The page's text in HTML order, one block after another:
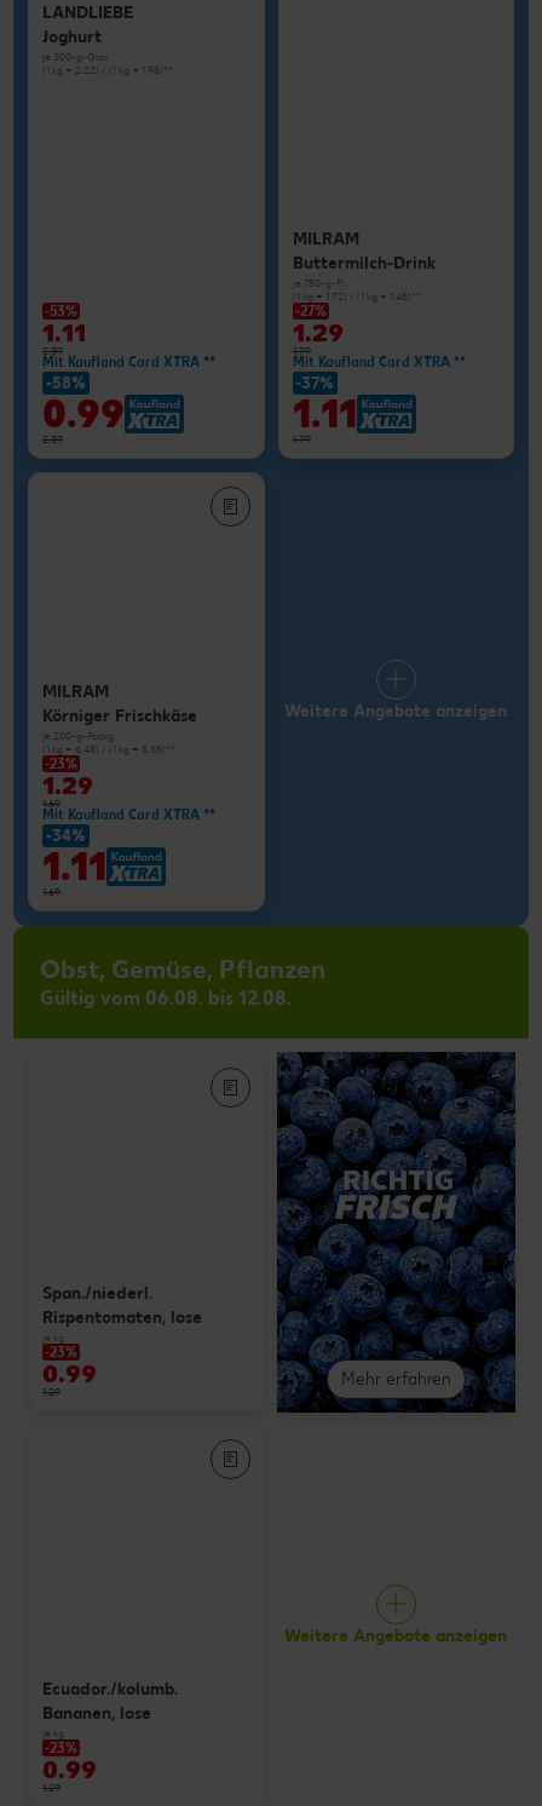
LANDLIEBE
Joghurt
je 500-g-Glas
(1 kg = 2.22) / (1 kg = 1.98)**
-53%
1.11
2.39
Mit Kaufland Card XTRA **
-58%
0.99
2.39
MILRAM
Buttermilch-Drink
je 750-g-Fl.
(1 kg = 1.72) / (1 kg = 1.48)**
-27%
1.29
1.79
Mit Kaufland Card XTRA **
-37%
1.11
1.79
MILRAM
Körniger Frischkäse
je 200-g-Packg.
(1 kg = 6.45) / (1 kg = 5.55)**
-23%
1.29
1.69
Mit Kaufland Card XTRA **
-34%
1.11
1.69
Weitere Angebote anzeigen
Obst, Gemüse, Pflanzen
Gültig vom 06.08. bis 12.08.
Mehr erfahren
Span./niederl.
Rispentomaten, lose
je kg
-23%
0.99
1.29
Ecuador./kolumb.
Bananen, lose
je kg
-23%
0.99
1.29
Weitere Angebote anzeigen